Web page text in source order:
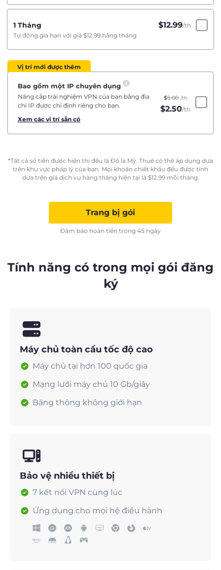
1 Tháng $12.99/th
Tự động gia hạn với giá $12.99 hằng tháng
Vị trí mới được thêm
Bao gồm một IP chuyên dụng
Nâng cấp trải nghiệm VPN của bạn bằng địa
chỉ IP được chỉ định riêng cho bạn.
Xem các vị trí sẵn có
$5.00 /th
$2.50/th
*Tất cả số tiền được hiển thị đều là Đô la Mỹ. Thuế có thể áp dụng dựa
trên khu vực pháp lý của bạn. Mọi khoản chiết khấu đều được tính
dựa trên giá dịch vụ hàng tháng hiện tại là $12.99mỗi tháng.
Trang bị gói
Đảm bảo hoàn tiền trong 45 ngày
Tính năng có trong mọi gói đăng
ký
Máy chủ toàn cầu tốc độ cao
Máy chủ tại hơn 100 quốc gia
Mạng lưới máy chủ 10 Gb/giây
Băng thông không giới hạn
Bảo vệ nhiều thiết bị
7 kết nối VPN cùng lúc
Ứng dụng cho mọi hệ điều hành